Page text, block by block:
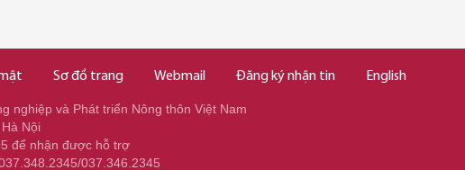
Sơ đồ trang Webmail Đăng ký nhận tin English
nghiệp và Phát triển Nông thôn Việt Nam
Nội
để nhận được hỗ trợ
037.346.2345